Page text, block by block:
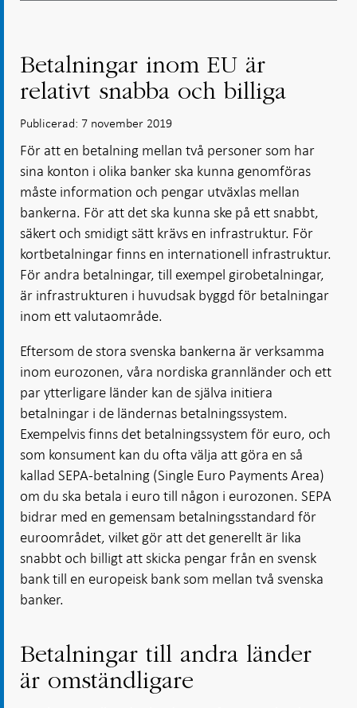
Betalningar inom EU är
relativt snabba och billiga
Publicerad: 7 november 2019
För att en betalning mellan två personer som har
sina konton i olika banker ska kunna genomföras
måste information och pengar utväxlas mellan
bankerna. För att det ska kunna ske på ett snabbt,
säkert och smidigt sätt krävs en infrastruktur. För
kortbetalningar finns en internationell infrastruktur.
För andra betalningar, till exempel girobetalningar,
är infrastrukturen i huvudsak byggd för betalningar
inom ett valutaområde.
Eftersom de stora svenska bankerna är verksamma
inom eurozonen, våra nordiska grannländer och ett
par ytterligare länder kan de själva initiera
betalningar i de ländernas betalningssystem.
Exempelvis finns det betalningssystem för euro, och
som konsument kan du ofta välja att göra en så
kallad SEPA-betalning (Single Euro Payments Area)
om du ska betala i euro till någon i eurozonen. SEPA
bidrar med en gemensam betalningsstandard för
euroområdet, vilket gör att det generellt är lika
snabbt och billigt att skicka pengar från en svensk
bank till en europeisk bank som mellan två svenska
banker.
Betalningar till andra länder
är omständligare